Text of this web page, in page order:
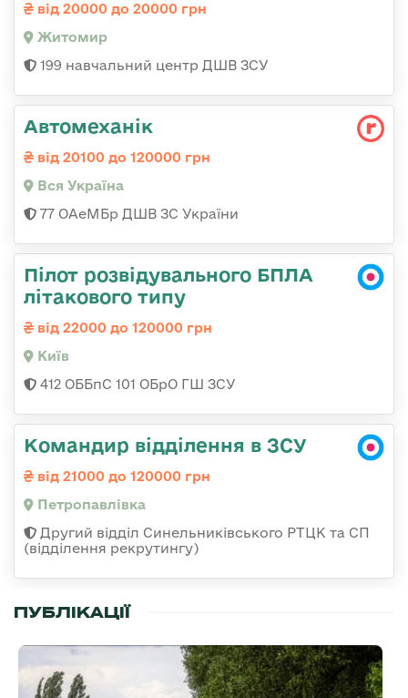
від 20000 до 20000 грн
Житомир
199 навчальний центр ДШВ ЗСУ
Автомеханік
від 20100 до 120000 грн
Вся Україна
77 ОАеМБр ДШВ ЗС України
Пілот розвідувального БПЛА
літакового типу
від 22000 до 120000 грн
Київ
412 ОББпС 101 ОБрО ГШ ЗСУ
Командир відділення в ЗСУ
від 21000 до 120000 грн
Петропавлівка
Другий відділ Синельниківського РТЦК та СП
(відділення рекрутингу)
ПУБЛІКАЦІЇ